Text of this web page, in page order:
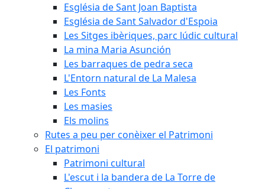
Església de Sant Joan Baptista
Església de Sant Salvador d'Espoia
Les Sitges ibèriques, parc lúdic cultural
La mina Maria Asunción
Les barraques de pedra seca
L'Entorn natural de La Malesa
Les Fonts
Les masies
Els molins
Rutes a peu per conèixer el Patrimoni
El patrimoni
Patrimoni cultural
L'escut i la bandera de La Torre de